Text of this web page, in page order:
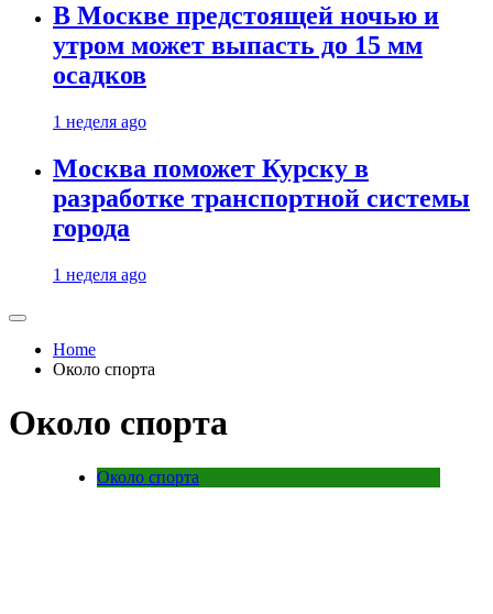
В Москве предстоящей ночью и
утром может выпасть до 15 мм
осадков
1 неделя ago
Москва поможет Курску в
разработке транспортной системы
города
1 неделя ago
Home
Около спорта
Около спорта
Около спорта